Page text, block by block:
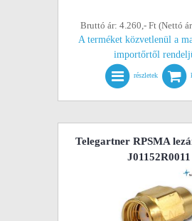
Bruttó ár: 4.260,- Ft (Nettó
A terméket közvetlenül a
importőrtől
részletek
Telegartner RPSMA
J01152R0011